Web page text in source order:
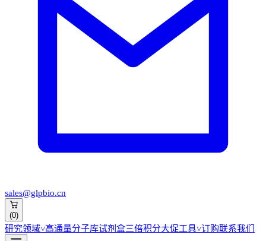
sales@glpbio.cn
(0)
研究领域˅高通量分子库试剂盒三倍积分大促工具˅订购联系我们